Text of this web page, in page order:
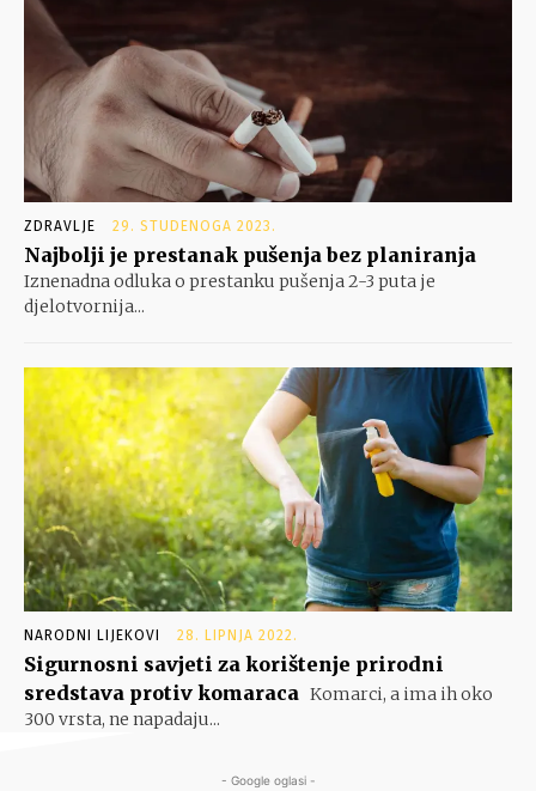
ZDRAVLJE 29. STUDENOGA 2023.
Najbolji je prestanak pušenja bez planiranja
Iznenadna odluka o prestanku pušenja 2-3 puta je
djelotvornija...
NARODNI LIJEKOVI 28. LIPNJA 2022.
Sigurnosni savjeti za korištenje prirodni
sredstava protiv komaraca Komarci, a ima ih oko
300 vrsta, ne napadaju...
- Google oglasi -